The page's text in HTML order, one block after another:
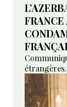
FRANCE
étrangères.